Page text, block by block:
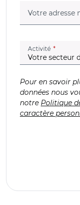
Votre adresse
Activité (champ
Pour en savoir
données nous
notre Politique
caractère